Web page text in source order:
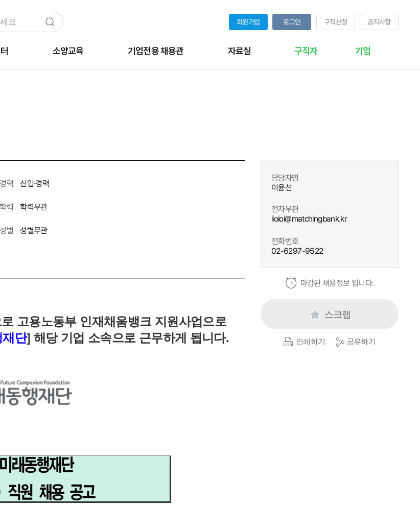
회원가입 로그인 구직신청 공지사항
소양교육 기업전용 채용관 자료실 구직자 기업
경력 신입·경력
학력 학력무관
성별 성별무관
담당자명
이윤선
전자우편
iioioi@matchingbank.kr
전화번호
02-6297-9522
마감된 채용정보 입니다.
스크랩
인쇄하기 공유하기
고용노동부 인재채움뱅크 지원사업으로
단] 해당 기업 소속으로 근무하게 됩니다.